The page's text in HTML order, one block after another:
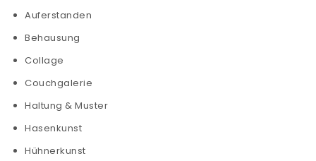
Auferstanden
Behausung
Collage
Couchgalerie
Haltung & Muster
Hasenkunst
Hühnerkunst